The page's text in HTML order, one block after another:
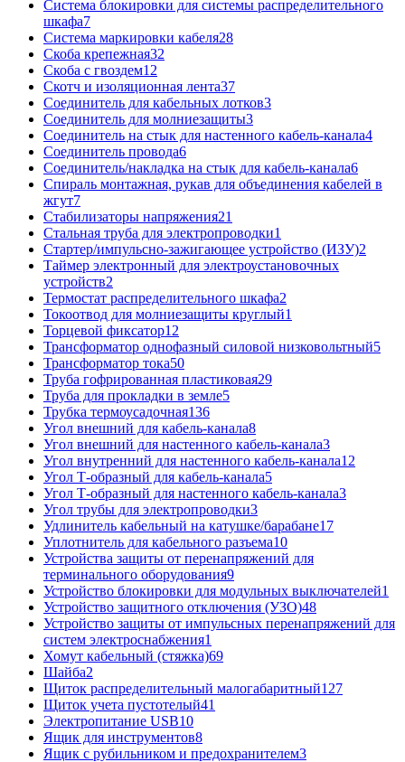
Система блокировки для системы распределительного
шкафа7
Система маркировки кабеля28
Скоба крепежная32
Скоба с гвоздем12
Скотч и изоляционная лента37
Соединитель для кабельных лотков3
Соединитель для молниезащиты3
Соединитель на стык для настенного кабель-канала4
Соединитель провода6
Соединитель/накладка на стык для кабель-канала6
Спираль монтажная, рукав для объединения кабелей в
жгут7
Стабилизаторы напряжения21
Стальная труба для электропроводки1
Стартер/импульсно-зажигающее устройство (ИЗУ)2
Таймер электронный для электроустановочных
устройств2
Термостат распределительного шкафа2
Токоотвод для молниезащиты круглый1
Торцевой фиксатор12
Трансформатор однофазный силовой низковольтный5
Трансформатор тока50
Труба гофрированная пластиковая29
Труба для прокладки в земле5
Трубка термоусадочная136
Угол внешний для кабель-канала8
Угол внешний для настенного кабель-канала3
Угол внутренний для настенного кабель-канала12
Угол Т-образный для кабель-канала5
Угол Т-образный для настенного кабель-канала3
Угол трубы для электропроводки3
Удлинитель кабельный на катушке/барабане17
Уплотнитель для кабельного разъема10
Устройства защиты от перенапряжений для
терминального оборудования9
Устройство блокировки для модульных выключателей1
Устройство защитного отключения (УЗО)48
Устройство защиты от импульсных перенапряжений для
систем электроснабжения1
Хомут кабельный (стяжка)69
Шайба2
Щиток распределительный малогабаритный127
Щиток учета пустотелый41
Электропитание USB10
Ящик для инструментов8
Ящик с рубильником и предохранителем3